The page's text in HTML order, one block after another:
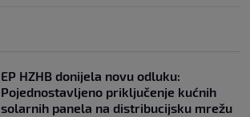
EP HZHB donijela novu odluku:
Pojednostavljeno priključenje kućnih
solarnih panela na distribucijsku mrežu